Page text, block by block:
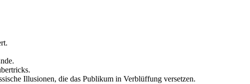
Illusionen, die das Publikum in Verblüffung versetzen.